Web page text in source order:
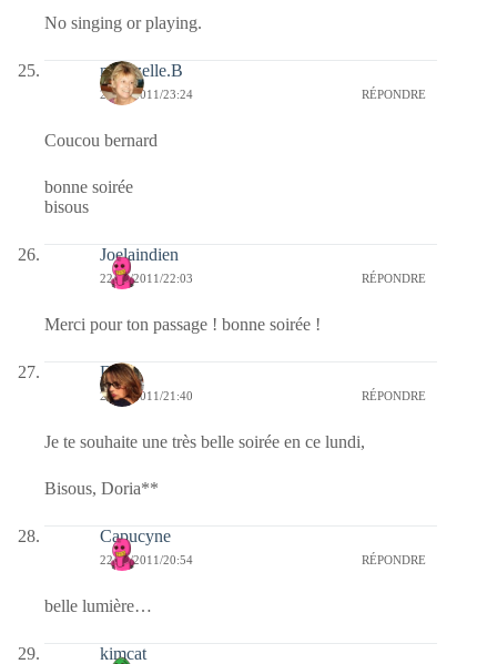
No singing or playing.
mamzelle.B
22/08/2011/23:24 RÉPONDRE
Coucou bernard
bonne soirée
bisous
Joelaindien
22/08/2011/22:03 RÉPONDRE
Merci pour ton passage ! bonne soirée !
Doria
22/08/2011/21:40 RÉPONDRE
Je te souhaite une très belle soirée en ce lundi,
Bisous, Doria**
Capucyne
22/08/2011/20:54 RÉPONDRE
belle lumière…
kimcat